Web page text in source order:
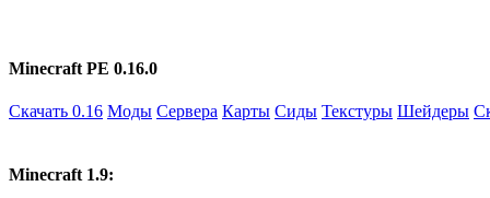
Minecraft PE 0.16.0
Скачать 0.16 Моды Сервера Карты Сиды Текстуры Шейдеры
Minecraft 1.9: